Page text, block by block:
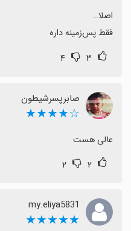
فقط پس‌زمینه داره
۳ ۴
صابرپسرشیطون
☆★★★★
عالی هست
۲ ۲
my.eliya5831
★★★★★